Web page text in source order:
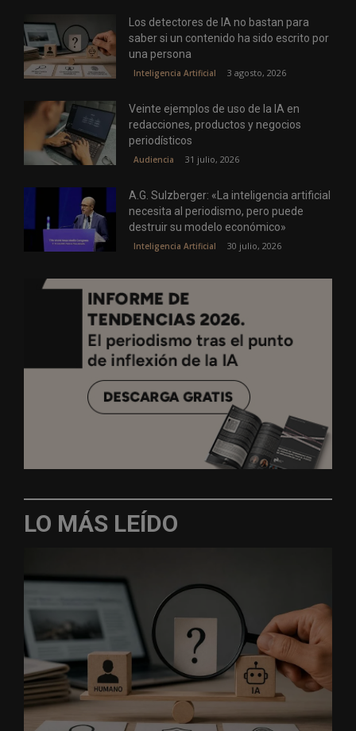
Los detectores de IA no bastan para
saber si un contenido ha sido escrito por
una persona
Inteligencia Artificial 3 agosto, 2026
Veinte ejemplos de uso de la IA en
redacciones, productos y negocios
periodísticos
Audiencia 31 julio, 2026
A.G. Sulzberger: «La inteligencia artificial
necesita al periodismo, pero puede
destruir su modelo económico»
Inteligencia Artificial 30 julio, 2026
LO MÁS LEÍDO